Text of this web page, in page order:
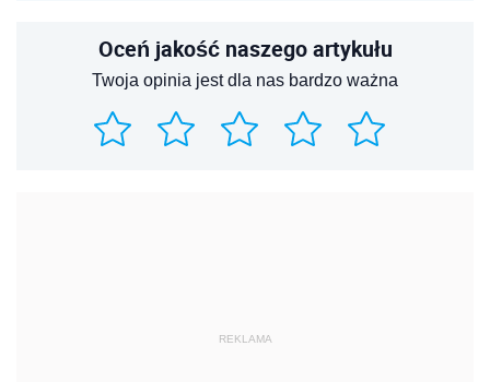
Oceń jakość naszego artykułu
Twoja opinia jest dla nas bardzo ważna
REKLAMA